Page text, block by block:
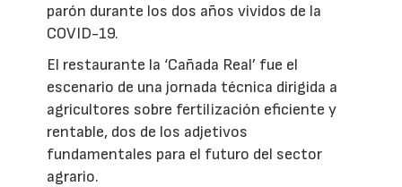
parón durante los dos años vividos de la
COVID-19.
El restaurante la ‘Cañada Real’ fue el
escenario de una jornada técnica dirigida a
agricultores sobre fertilización eficiente y
rentable, dos de los adjetivos
fundamentales para el futuro del sector
agrario.